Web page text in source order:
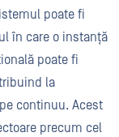
poate fi
în care o instanță
poate fi
la
continuu. Acest
precum cel